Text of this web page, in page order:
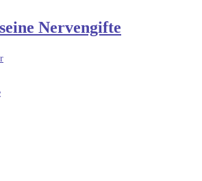
Nervengifte